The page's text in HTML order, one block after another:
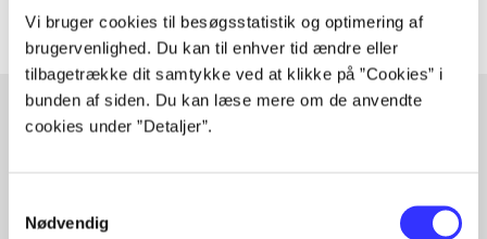
Vi bruger cookies til besøgsstatistik og optimering af
brugervenlighed. Du kan til enhver tid ændre eller
tilbagetrække dit samtykke ved at klikke på ”Cookies” i
bunden af siden. Du kan læse mere om de anvendte
cookies under ”Detaljer”.
Nødvendig